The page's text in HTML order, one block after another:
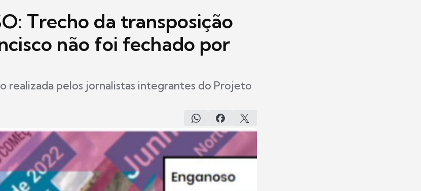
Trecho da transposição
não foi fechado por
realizada pelos jornalistas integrantes do Projeto